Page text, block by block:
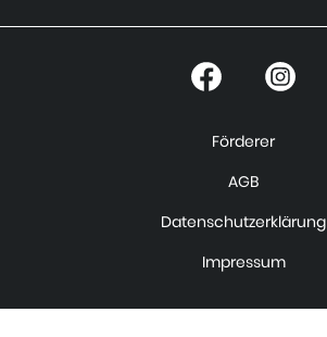
Förderer
AGB
Datenschutzerklärung
Impressum